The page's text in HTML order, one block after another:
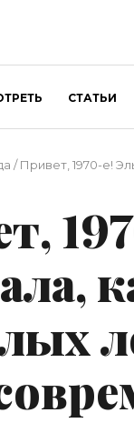
СТАТЬИ
/Привет, 1970-е!